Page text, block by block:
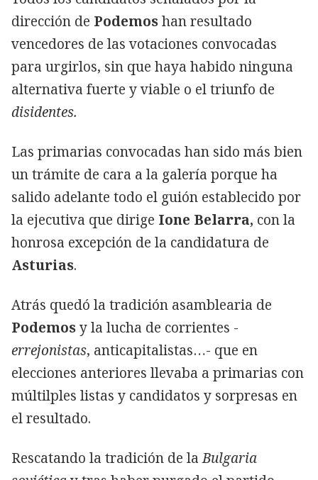
dirección de Podemoshan resultado
vencedores de las votaciones convocadas
para urgirlos, sin que haya habido ninguna
alternativa fuerte y viable o el triunfo de
disidentes.
Las primarias convocadas han sido más bien
un trámite de cara a la galería porque ha
salido adelante todo el guión establecido por
la ejecutiva que dirige Ione Belarra, con la
honrosa excepción de la candidatura de
Asturias.
Atrás quedó la tradición asamblearia de
Podemosy la lucha de corrientes -
errejonistas, anticapitalistas…- que en
elecciones anteriores llevaba a primarias con
múltilples listas y candidatos y sorpresas en
el resultado.
Rescatando la tradición de laBulgaria